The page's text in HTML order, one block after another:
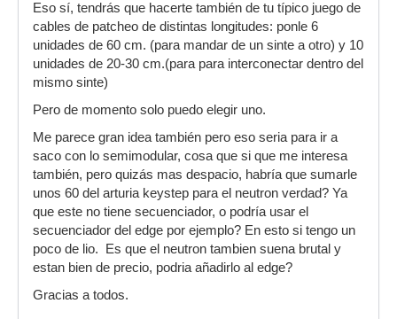
Eso sí, tendrás que hacerte también de tu típico juego de
cables de patcheo de distintas longitudes: ponle 6
unidades de 60 cm. (para mandar de un sinte a otro) y 10
unidades de 20-30 cm.(para para interconectar dentro del
mismo sinte)
Pero de momento solo puedo elegir uno.
Me parece gran idea también pero eso seria para ir a
saco con lo semimodular, cosa que si que me interesa
también, pero quizás mas despacio, habría que sumarle
unos 60 del arturia keystep para el neutron verdad? Ya
que este no tiene secuenciador, o podría usar el
secuenciador del edge por ejemplo? En esto si tengo un
poco de lio. Es que el neutron tambien suena brutal y
estan bien de precio, podria añadirlo al edge?
Gracias a todos.